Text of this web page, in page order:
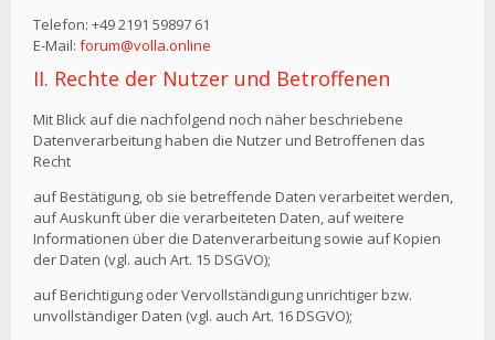
Telefon: +49 2191 59897 61
E-Mail: forum@volla.online
II. Rechte der Nutzer und Betroffenen
Mit Blick auf die nachfolgend noch näher beschriebene
Datenverarbeitung haben die Nutzer und Betroffenen das
Recht
auf Bestätigung, ob sie betreffende Daten verarbeitet werden,
auf Auskunft über die verarbeiteten Daten, auf weitere
Informationen über die Datenverarbeitung sowie auf Kopien
der Daten (vgl. auch Art. 15 DSGVO);
auf Berichtigung oder Vervollständigung unrichtiger bzw.
unvollständiger Daten (vgl. auch Art. 16 DSGVO);